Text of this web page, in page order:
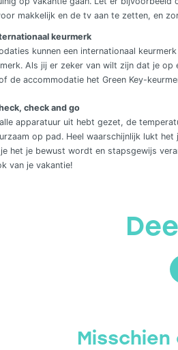
makkelijk en de tv aan te zetten, en
keurmerk
kunnen een internationaal
Als jij er zeker van wilt zijn dat je
de accommodatie het Green Key-
check and go
apparatuur uit hebt gezet, de
op pad. Heel waarschijnlijk lukt
het je bewust wordt en stapsgewijs
van je vakantie!